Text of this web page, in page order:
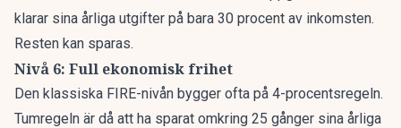
klarar sina årliga utgifter på bara 30 procent av inkomsten.
Resten kan sparas.
Nivå 6: Full ekonomisk frihet
Den klassiska FIRE-nivån bygger ofta på 4-procentsregeln.
Tumregeln är då att ha sparat omkring 25 gånger sina årliga